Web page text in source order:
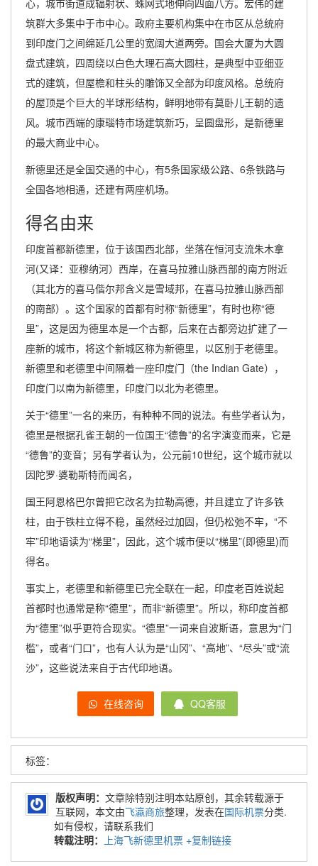
心，城市街道成辐射状、蛛网式地伸向四面八方。宏伟的建
筑群大多集中于市中心。政府主要机构集中在市区从总统府
到印度门之间绵延几公里的宽阔大道两旁。国会大厦为大圆
盘式建筑，四周绕以白色大理石高大圆柱，是典型中亚细亚
式的建筑，但屋檐和柱头的雕饰又全部为印度风格。总统府
的屋顶是个巨大的半球形结构，鲜明地带有莫卧儿王朝的遗
风。城市西端的康瑙特市场建筑新巧，呈圆盘形，是新德里
的最大商业中心。
新德里还是全国交通的中心，有5条国家级公路、6条铁路与
全国各地相通，还建有两座机场。
得名由来
印度首都新德里，位于该国西北部，坐落在恒河支流朱木拿
河(又译：亚穆纳河）西岸，在喜马拉雅山脉西部的南方附近
（其北方的喜马偕尔邦含义是雪域邦，在喜马拉雅山脉西部
的南部）。这个国家的首都有时称“新德里”，有时也称“德
里”，这是因为德里本是一个古都，后来在古都旁边扩建了一
座新的城市，将这个新城区称为新德里，以区别于老德里。
新德里和老德里中间隔着一座印度门（the Indian Gate），
印度门以南为新德里，印度门以北为老德里。
关于“德里”一名的来历，有种种不同的说法。有些学者认为，
德里是根据孔雀王朝的一位国王“德鲁”的名字演变而来，它是
“德鲁”的变音；另有学者认为，公元前10世纪，这个城市就以
因陀罗·婆勒斯特而闻名，
国王阿恩格巴尔曾把它改名为拉勒高德，并且建立了许多铁
柱，由于铁柱立得不稳，虽然经过加固，但仍松弛不牢，“不
牢”印地语读为“梯里”，因此，这个城市便以“梯里”(即德里)而
得名。
事实上，老德里和新德里已完全联在一起，印度老百姓说起
首都时也通常是称“德里”，而非“新德里”。所以，称印度首都
为“德里”似乎更符合现实。“德里”一词来自波斯语，意思为“门
槛”，或者“门口”，也有人认为是“山冈”、“高地”、“尽头”或“流
沙”，这些说法来自于古代印地语。
在线咨询 QQ客服
标签：
版权声明： 文章除特别注明本站原创，其余转载源于
互联网，本文由飞瀛商旅整理，发表在国际机票分类.
如有侵权，请联系我们
转载注明：
上海飞新德里机票 +复制链接